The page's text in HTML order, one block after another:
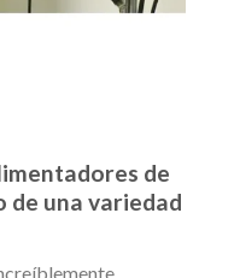
de
de una variedad